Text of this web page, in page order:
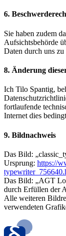
6.
Sie haben zudem
Aufsichtsbehörde
Daten durch uns zu
8. Änderung
Ich Tilo Spantig,
fortlaufende
Internet dies
9. Bildnachweis
Das Bild:
Ursprung: https://
Das Bild: „AGT
durch Erfüllen der
Alle weiteren
verwendeten